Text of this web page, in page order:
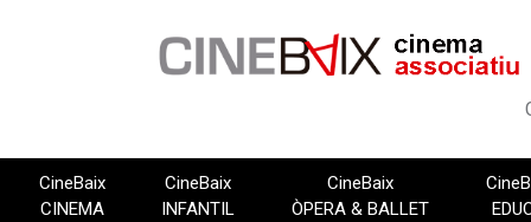
CineBaix
CINEMA
CineBaix
INFANTIL
CineBaix
ÒPERA & BALLET